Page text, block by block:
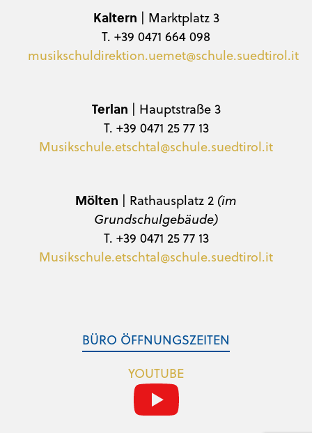
Kaltern | Marktplatz 3
T. +39 0471 664 098
musikschuldirektion.uemet@schule.suedtirol.it
Terlan | Hauptstraße 3
T. +39 0471 25 77 13
Musikschule.etschtal@schule.suedtirol.it
Mölten | Rathausplatz 2 (im
Grundschulgebäude)
T. +39 0471 25 77 13
Musikschule.etschtal@schule.suedtirol.it
BÜRO ÖFFNUNGSZEITEN
YOUTUBE